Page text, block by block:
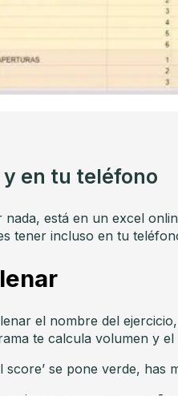
en tu teléfono
nada, está en un excel
tener incluso en tu
el nombre del
te calcula volumen y
score’ se pone verde,